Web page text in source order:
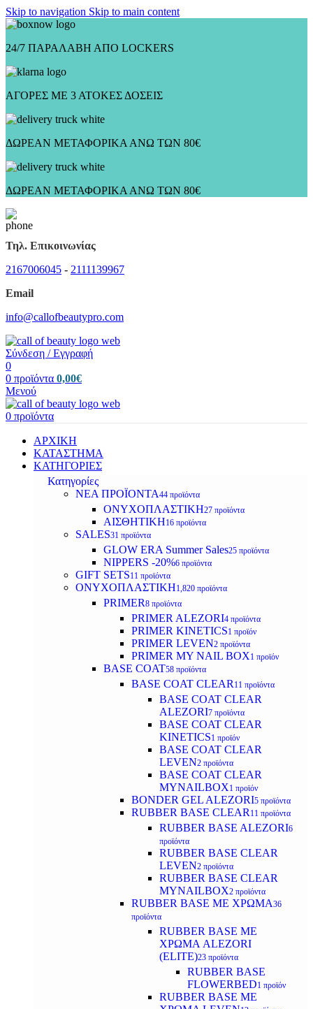
Skip to navigation Skip to main content
24/7 ΠΑΡΑΛΑΒΗ ΑΠΟ LOCKERS
ΑΓΟΡΕΣ ΜΕ 3 ΑΤΟΚΕΣ ΔΟΣΕΙΣ
ΔΩΡΕΑΝ ΜΕΤΑΦΟΡΙΚΑ ΑΝΩ ΤΩΝ 80€
ΔΩΡΕΑΝ ΜΕΤΑΦΟΡΙΚΑ ΑΝΩ ΤΩΝ 80€
Τηλ. Επικοινωνίας
2167006045 - 2111139967
Email
info@callofbeautypro.com
Σύνδεση / Εγγραφή
0
0 προϊόντα 0,00€
Μενού
0 προϊόντα
ΑΡΧΙΚΗ
ΚΑΤΑΣΤΗΜΑ
ΚΑΤΗΓΟΡΙΕΣ
Κατηγορίες
ΝΕΑ ΠΡΟΪΟΝΤΑ44 προϊόντα
ΟΝΥΧΟΠΛΑΣΤΙΚΗ27 προϊόντα
ΑΙΣΘΗΤΙΚΗ16 προϊόντα
SALES31 προϊόντα
GLOW ERA Summer Sales25 προϊόντα
NIPPERS -20%6 προϊόντα
GIFT SETS11 προϊόντα
ΟΝΥΧΟΠΛΑΣΤΙΚΗ1,820 προϊόντα
PRIMER8 προϊόντα
PRIMER ALEZORI4 προϊόντα
PRIMER KINETICS1 προϊόν
PRIMER LEVEN2 προϊόντα
PRIMER MY NAIL BOX1 προϊόν
BASE COAT58 προϊόντα
BASE COAT CLEAR 11 προϊόντα
BASE COAT CLEAR
ALEZORI7 προϊόντα
BASE COAT CLEAR
KINETICS1 προϊόν
BASE COAT CLEAR
LEVEN2 προϊόντα
BASE COAT CLEAR
MYNAILBOX1 προϊόν
BONDER GEL ALEZORI5 προϊόντα
RUBBER BASE CLEAR 11 προϊόντα
RUBBER BASE ALEZORI6
προϊόντα
RUBBER BASE CLEAR
LEVEN2 προϊόντα
RUBBER BASE CLEAR
MYNAILBOX2 προϊόντα
RUBBER BASE ΜΕ ΧΡΩΜΑ36
προϊόντα
RUBBER BASE ΜΕ
ΧΡΩΜΑ ALEZORI
(ELITE)23 προϊόντα
RUBBER BASE
FLOWERBED1 προϊόν
RUBBER BASE ΜΕ